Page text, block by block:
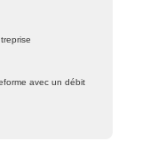
avec un débit